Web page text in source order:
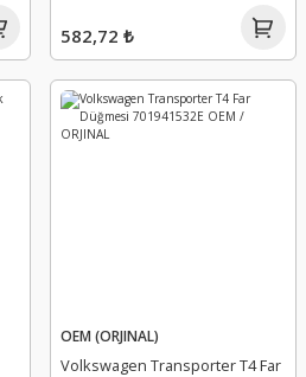
582,72 ₺
OEM (ORJINAL)
Volkswagen Transporter T4 Far